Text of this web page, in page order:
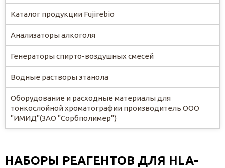
Каталог продукции Fujirebio
Анализаторы алкоголя
Генераторы спирто-воздушных смесей
Водные растворы этанола
Оборудование и расходные материалы для
тонкослойной хроматографии производитель ООО
"ИМИД"(ЗАО "Сорбполимер")
НАБОРЫ РЕАГЕНТОВ ДЛЯ HLA-